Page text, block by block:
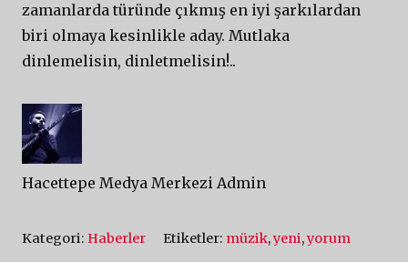
zamanlarda türünde çıkmış en iyi şarkılardan
biri olmaya kesinlikle aday. Mutlaka
dinlemelisin, dinletmelisin!..
Hacettepe Medya Merkezi Admin
Kategori: Haberler Etiketler: müzik,yeni,yorum